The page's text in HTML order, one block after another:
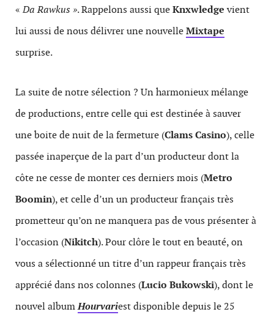
«Da Rawkus ». Rappelons aussi queKnxwledgevient
lui aussi de nous délivrer une nouvelleMixtape
surprise.
La suite de notre sélection ? Un harmonieux mélange
de productions, entre celle qui est destinée à sauver
une boite de nuit de la fermeture (Clams Casino), celle
passée inaperçue de la part d’un producteur dont la
côte ne cesse de monter ces derniers mois (Metro
Boomin), et celle d’un un producteur français très
prometteur qu’on ne manquera pas de vous présenter à
l’occasion (Nikitch). Pour clôre le tout en beauté, on
vous a sélectionné un titre d’un rappeur français très
apprécié dans nos colonnes (Lucio Bukowski), dont le
nouvel albumHourvariest disponible depuis le 25